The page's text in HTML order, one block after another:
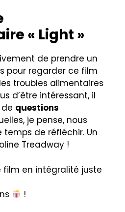
« Light »
de prendre un
pour regarder ce film
troubles alimentaires
d’être intéressant, il
questions
je pense, nous
temps de réfléchir. Un
Treadway !
film en intégralité juste
!